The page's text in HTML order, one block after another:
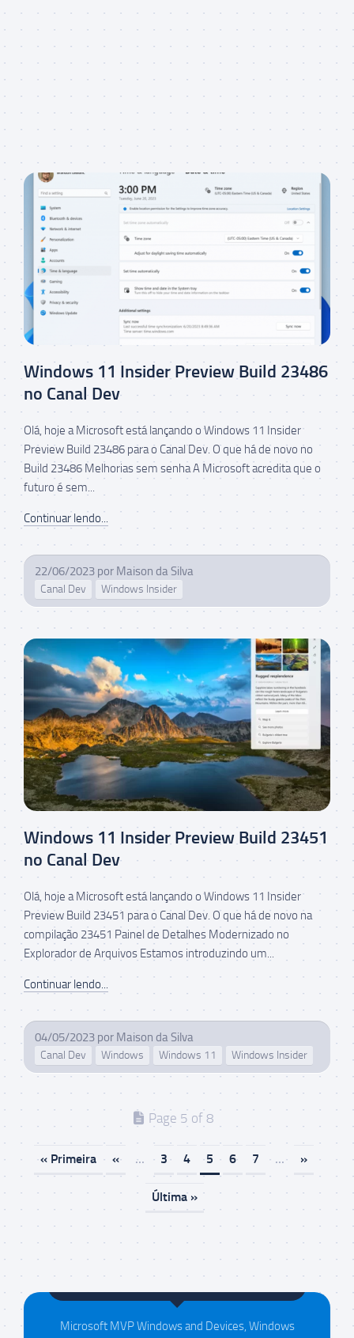
Windows 11 Insider Preview Build 23486
no Canal Dev
Olá, hoje a Microsoft está lançando o Windows 11 Insider
Preview Build 23486 para o Canal Dev. O que há de novo no
Build 23486 Melhorias sem senha A Microsoft acredita que o
futuro é sem...
Continuar lendo...
22/06/2023 por Maison da Silva
Canal Dev Windows Insider
Windows 11 Insider Preview Build 23451
no Canal Dev
Olá, hoje a Microsoft está lançando o Windows 11 Insider
Preview Build 23451 para o Canal Dev. O que há de novo na
compilação 23451 Painel de Detalhes Modernizado no
Explorador de Arquivos Estamos introduzindo um...
Continuar lendo...
04/05/2023 por Maison da Silva
Canal Dev Windows Windows 11 Windows Insider
Page 5 of 8
« Primeira « ... 3 4 5 6 7 ... »
Última »
Microsoft MVP Windows and Devices, Windows